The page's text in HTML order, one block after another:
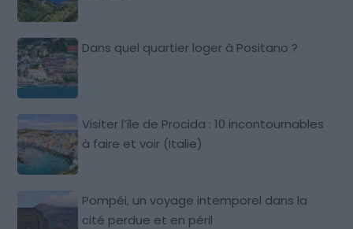
Dans quel quartier loger à Positano ?
Visiter l’île de Procida : 10 incontournables
à faire et voir (Italie)
Pompéi, un voyage intemporel dans la
cité perdue et en péril